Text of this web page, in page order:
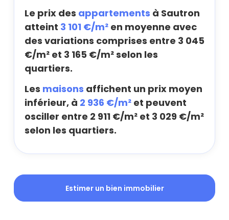
Le prix des appartements à Sautron
atteint 3 101 €/m² en moyenne avec
des variations comprises entre 3 045
€/m² et 3 165 €/m² selon les
quartiers.
Les maisons affichent un prix moyen
inférieur, à 2 936 €/m² et peuvent
osciller entre 2 911 €/m² et 3 029 €/m²
selon les quartiers.
Estimer un bien immobilier